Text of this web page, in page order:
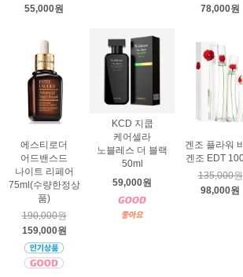
55,000원
78,000원
에스티로더
어드밴스드
나이트 리페어
75ml(수량한정상
품)
190,000원
159,000원
KCD 지쿱
케어셀라
노블레스 더 블랙
50ml
59,000원
겐조 플라워
겐조 EDT
135,000원
98,000원